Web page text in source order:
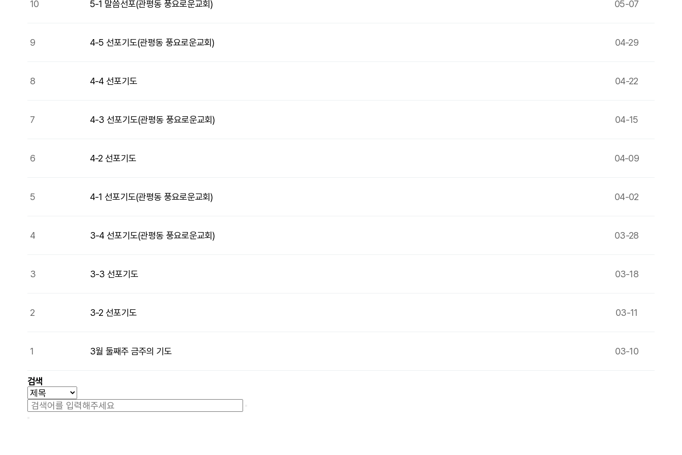
10 5-1 말씀선포(관평동 풍요로운교회) 05-07
9 4-5 선포기도(관평동 풍요로운교회) 04-29
8 4-4 선포기도 04-22
7 4-3 선포기도(관평동 풍요로운교회) 04-15
6 4-2 선포기도 04-09
5 4-1 선포기도(관평동 풍요로운교회) 04-02
4 3-4 선포기도(관평동 풍요로운교회) 03-28
3 3-3 선포기도 03-18
2 3-2 선포기도 03-11
1 3월 둘째주 금주의 기도 03-10
검색